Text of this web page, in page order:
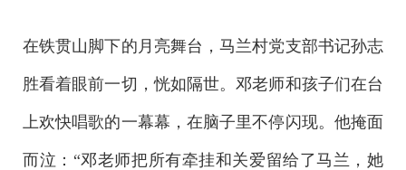
在铁贯山脚下的月亮舞台，马兰村党支部书记孙志
胜看着眼前一切，恍如隔世。邓老师和孩子们在台
上欢快唱歌的一幕幕，在脑子里不停闪现。他掩面
而泣：“邓老师把所有牵挂和关爱留给了马兰，她